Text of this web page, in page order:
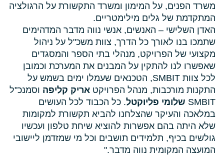
משרד הפנים, על המימון ומשרד התקשורת על הרגולציה
המתקדמת של גלים מילימטריים.
האדן השלישי – האנשים, אנשי נווה מדבר המדהימים
שתמכו בנו לאורך כל הדרך, צוות משכ"ל על ניהול
מקצועי של הפרויקט, מנהלי בתי הספר והמסגדים
שאפשרו לנו להתקין על המבנים את המערכת וכמובן
לכל צוות SMBIT, הטכנאים שעמלו ימים בשמש על
התקנות מורכבות, מנהל הפרויקט אריק קליפה וסמנכ"ל
SMBIT שלומי פליוקטל. כל הכבוד לכל העושים
במלאכה והעיקר שהצלחנו להביא תקשורת למקומות
שלא היתה בהם אפשרות להוציא שיחת טלפון ועכשיו
גולשים בכיף, תלמידים תושבים וכל מי שמזדמן ליישובי
המועצה המקומית נווה מדבר."